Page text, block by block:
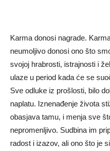
Karma donosi nagrade.
neumoljivo donosi ono što
svojoj hrabrosti, istrajnosti i
ulaze u period kada će se
Sve odluke iz prošlosti, bilo
naplatu. Iznenađenje života
obasjava tamu, i menja sve
nepromenljivo. Sudbina im
radost i izazov, ali ono što je